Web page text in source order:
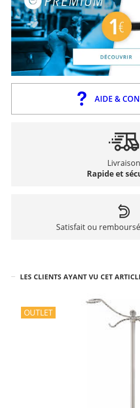
AIDE &
Livraison
Rapide et
Satisfait ou
LES CLIENTS AYANT VU CET
OUTLET